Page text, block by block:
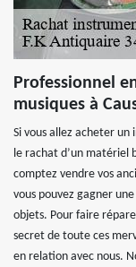
Professionnel
musiques à
Si vous allez acheter
le rachat d’un matériel
comptez vendre vos
vous pouvez gagner
objets. Pour faire
secret de toute ces
en relation avec nous.